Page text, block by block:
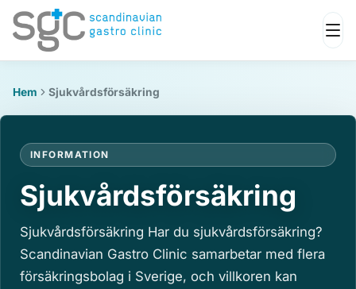
Hem Sjukvårdsförsäkring
INFORMATION
Sjukvårdsförsäkring
Sjukvårdsförsäkring Har du sjukvårdsförsäkring?
Scandinavian Gastro Clinic samarbetar med flera
försäkringsbolag i Sverige, och villkoren kan